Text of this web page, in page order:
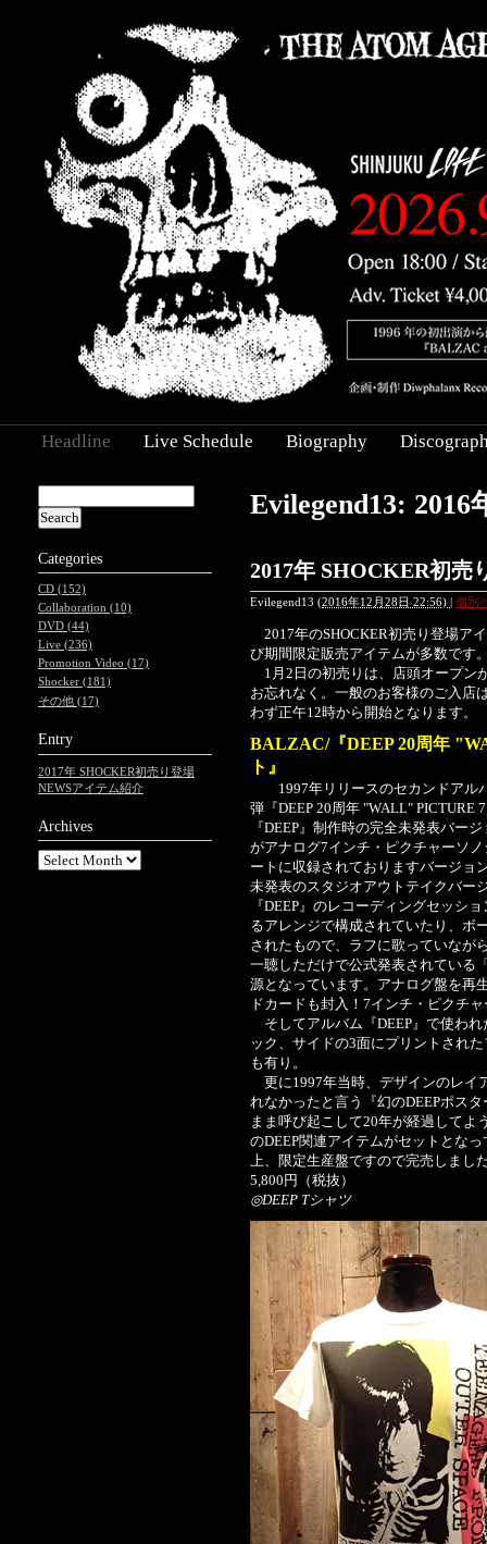
Headline Live Schedule Biography
Evilegend13:
2017年 SHOCKER初売
Evilegend13 (2016年12月28日 22:56) | 個別
2017年のSHOCKER初売り登場ア
び期間限定販売アイテムが多数です
1月2日の初売りは、店頭オープン
お忘れなく。一般のお客様のご入店
わず正午12時から開始となります。
BALZAC/『DEEP 20周年
ト』
1997年リリースのセカンドアルバ
弾『DEEP 20周年 "WALL" PICTURE
『DEEP』制作時の完全未発表バー
がアナログ7インチ・ピクチャーソ
ートに収録されておりますバージョ
未発表のスタジオアウトテイクバー
『DEEP』のレコーディングセッシ
るアレンジで構成されていたり、ボ
されたもので、ラフに歌っていなが
一聴しただけで公式発表されている
源となっています。アナログ盤を再
ドカードも封入！7インチ・ピクチ
そしてアルバム『DEEP』で使わ
ック、サイドの3面にプリントされ
も有り。
更に1997年当時、デザインのレイ
れなかったと言う『幻のDEEPポス
まま呼び起こして20年が経過して
のDEEP関連アイテムがセットとな
上、限定生産盤ですので完売しま
5,800円（税抜）
◎DEEP Tシャツ
Categories
CD (152)
Collaboration (10)
DVD (44)
Live (236)
Promotion Video (17)
Shocker (181)
その他 (17)
Entry
2017年 SHOCKER初売り登場
NEWSアイテム紹介
Archives